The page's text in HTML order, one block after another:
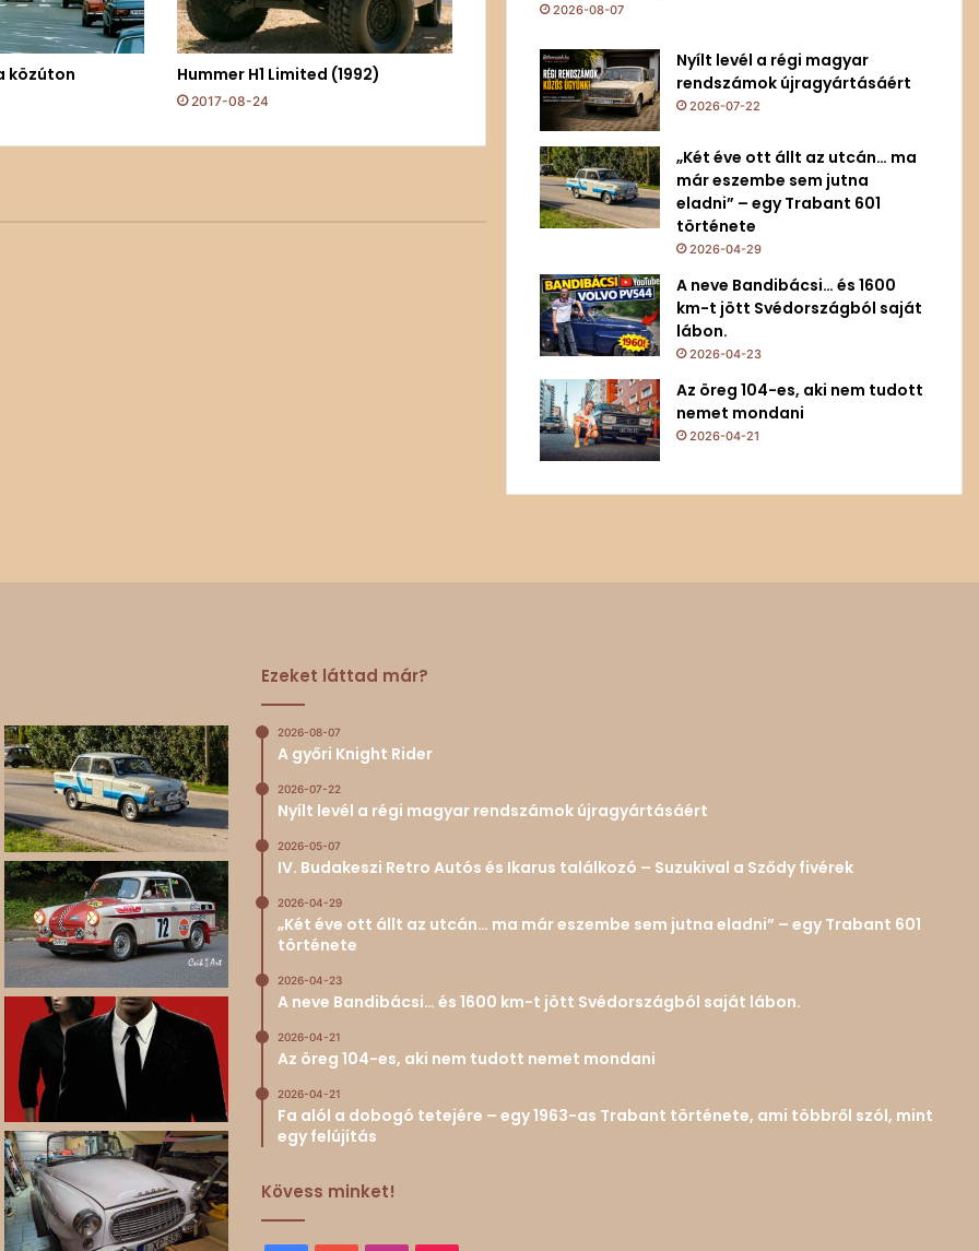
közúton Hummer H1 Limited (1992)
2017-08-24
2026-08-07
Nyílt levél a régi magyar
rendszámok újragyártásáért
2026-07-22
„Két éve ott állt az utcán… ma
már eszembe sem jutna
eladni” – egy Trabant 601
története
2026-04-29
A neve Bandibácsi… és 1600
km-t jött Svédországból saját
lábon.
2026-04-23
Az öreg 104-es, aki nem tudott
nemet mondani
2026-04-21
Ezeket láttad már?
2026-08-07
A győri Knight Rider
2026-07-22
Nyílt levél a régi magyar rendszámok újragyártásáért
2026-05-07
IV. Budakeszi Retro Autós és Ikarus találkozó – Suzukival a Sződy fivérek
2026-04-29
„Két éve ott állt az utcán… ma már eszembe sem jutna eladni” – egy Trabant 601
története
2026-04-23
A neve Bandibácsi… és 1600 km-t jött Svédországból saját lábon.
2026-04-21
Az öreg 104-es, aki nem tudott nemet mondani
2026-04-21
Fa alól a dobogó tetejére – egy 1963-as Trabant története, ami többről szól, mint
egy felújítás
Kövess minket!